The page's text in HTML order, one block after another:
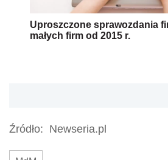
Uproszczone sprawozdania
małych firm od 2015 r.
Źródło: Newseria.pl